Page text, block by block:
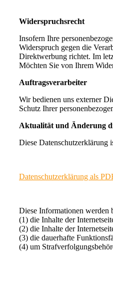
Widerspruchsrecht
Insofern Ihre
Widerspruch gegen die
Direktwerbung richtet. Im
Möchten Sie von Ihrem
Auftragsverarbeiter
Wir bedienen uns externer
Schutz Ihrer
Aktualität und Änderung
Diese Datenschutzerklärung
Datenschutzerklärung als
Diese Informationen werden
(1) die Inhalte der
(2) die Inhalte der
(3) die dauerhafte
(4) um